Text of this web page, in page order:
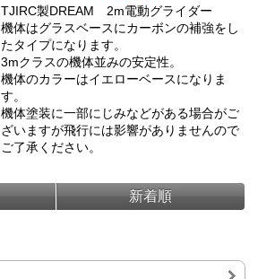
TJIRC製DREAM 2m電動グライダー
機体はグラスベースにカーボンの補強をし
たタイプになります。
3mクラスの機体並みの安定性。
機体のカラーはイエローベースになりま
す。
機体塗装に一部にじみなどがある場合がご
ざいますが飛行には影響がありませんので
ご了承ください。
新着順